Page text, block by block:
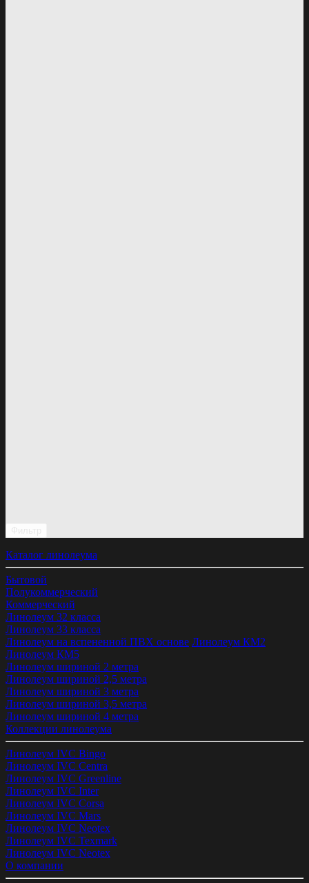
Каталог линолеума
Бытовой
Полукоммерческий
Коммерческий
Линолеум 32 класса
Линолеум 33 класса
Линолеум на вспененной ПВХ основе Линолеум КМ2
Линолеум КМ5
Линолеум шириной 2 метра
Линолеум шириной 2,5 метра
Линолеум шириной 3 метра
Линолеум шириной 3,5 метра
Линолеум шириной 4 метра
Коллекции линолеума
Линолеум IVC Bingo
Линолеум IVC Centra
Линолеум IVC Greenline
Линолеум IVC Inter
Линолеум IVC Corsa
Линолеум IVC Mars
Линолеум IVC Neotex
Линолеум IVC Texmark
Линолеум IVC Neotex
О компании